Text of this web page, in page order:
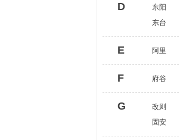
D 东阳
东台
E 阿里
F 府谷
G 改则
固安